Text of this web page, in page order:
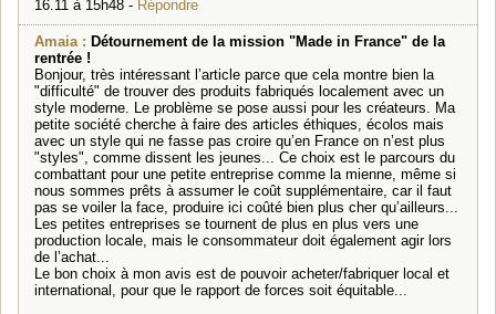
16.11 à 15h48 - Répondre
Amaia : Détournement de la mission "Made in France" de la
rentrée !
Bonjour, très intéressant l’article parce que cela montre bien la
"difficulté" de trouver des produits fabriqués localement avec un
style moderne. Le problème se pose aussi pour les créateurs. Ma
petite société cherche à faire des articles éthiques, écolos mais
avec un style qui ne fasse pas croire qu’en France on n’est plus
"styles", comme dissent les jeunes... Ce choix est le parcours du
combattant pour une petite entreprise comme la mienne, même si
nous sommes prêts à assumer le coût supplémentaire, car il faut
pas se voiler la face, produire ici coûté bien plus cher qu’ailleurs...
Les petites entreprises se tournent de plus en plus vers une
production locale, mais le consommateur doit également agir lors
de l’achat...
Le bon choix à mon avis est de pouvoir acheter/fabriquer local et
international, pour que le rapport de forces soit équitable...